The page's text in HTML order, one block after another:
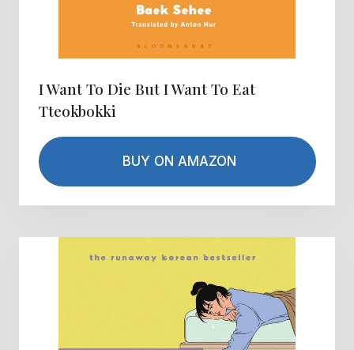
I Want To Die But I Want To Eat
Tteokbokki
BUY ON AMAZON